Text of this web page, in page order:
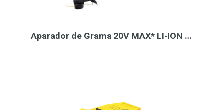
Aparador de Grama 20V MAX* LI-ION …